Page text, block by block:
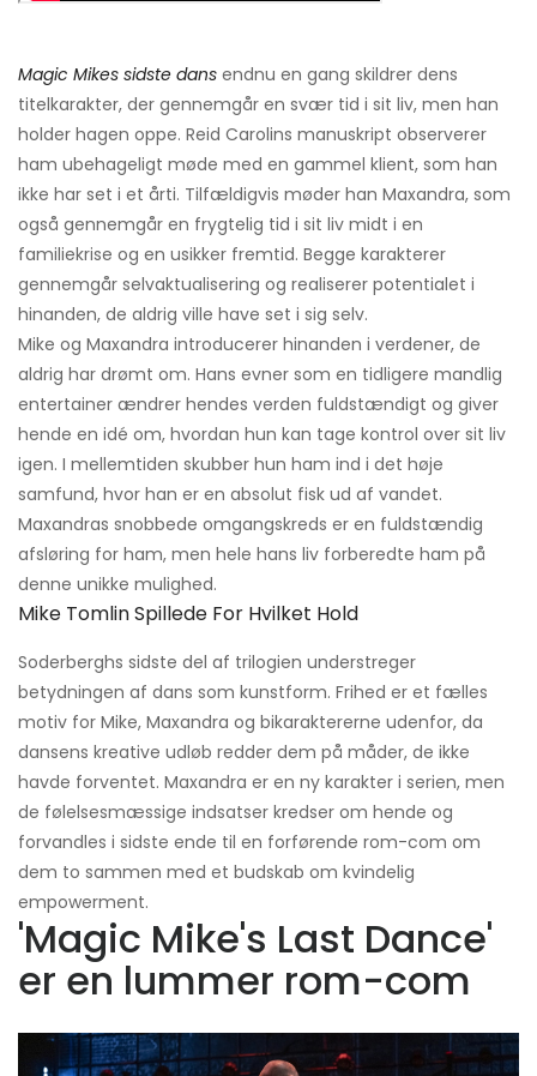
Magic Mikes sidste dans endnu en gang skildrer dens
titelkarakter, der gennemgår en svær tid i sit liv, men han
holder hagen oppe. Reid Carolins manuskript observerer
ham ubehageligt møde med en gammel klient, som han
ikke har set i et årti. Tilfældigvis møder han Maxandra, som
også gennemgår en frygtelig tid i sit liv midt i en
familiekrise og en usikker fremtid. Begge karakterer
gennemgår selvaktualisering og realiserer potentialet i
hinanden, de aldrig ville have set i sig selv.
Mike og Maxandra introducerer hinanden i verdener, de
aldrig har drømt om. Hans evner som en tidligere mandlig
entertainer ændrer hendes verden fuldstændigt og giver
hende en idé om, hvordan hun kan tage kontrol over sit liv
igen. I mellemtiden skubber hun ham ind i det høje
samfund, hvor han er en absolut fisk ud af vandet.
Maxandras snobbede omgangskreds er en fuldstændig
afsløring for ham, men hele hans liv forberedte ham på
denne unikke mulighed.
Mike Tomlin Spillede For Hvilket Hold
Soderberghs sidste del af trilogien understreger
betydningen af ​​dans som kunstform. Frihed er et fælles
motiv for Mike, Maxandra og bikaraktererne udenfor, da
dansens kreative udløb redder dem på måder, de ikke
havde forventet. Maxandra er en ny karakter i serien, men
de følelsesmæssige indsatser kredser om hende og
forvandles i sidste ende til en forførende rom-com om
dem to sammen med et budskab om kvindelig
empowerment.
'Magic Mike's Last Dance'
er en lummer rom-com